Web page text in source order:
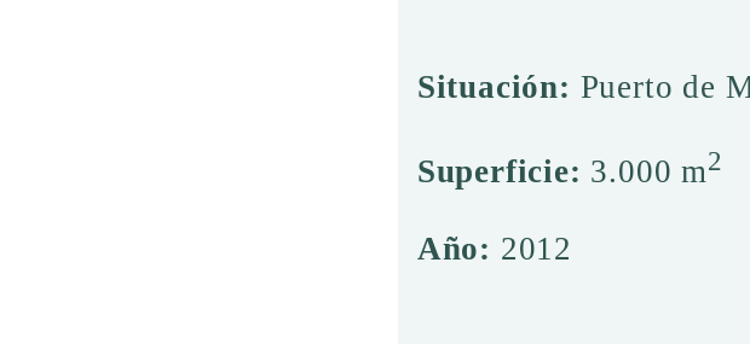
Situación: Puerto de
Superficie: 3.000 m2
Año: 2012